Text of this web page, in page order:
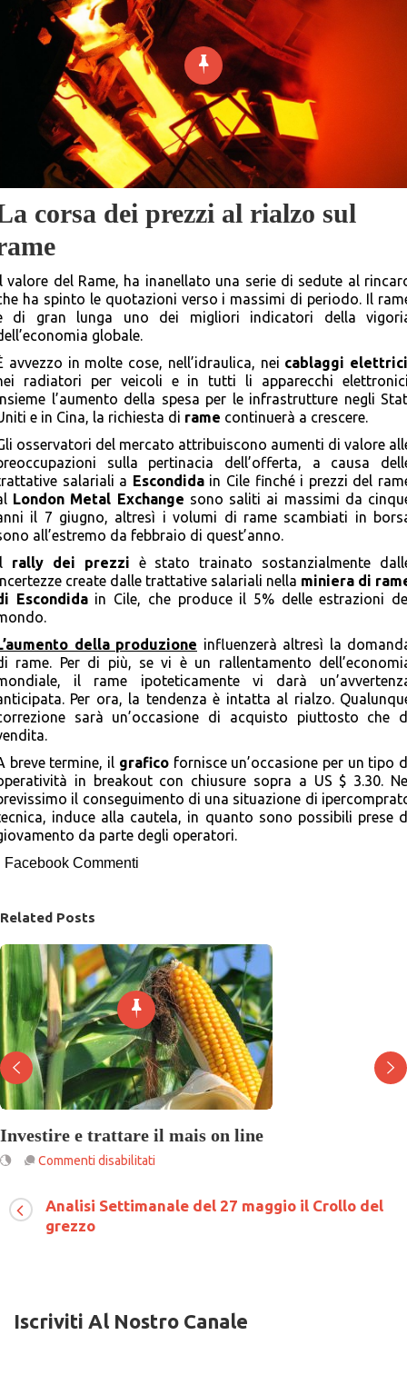
corsa dei prezzi al rialzo sul
valore del Rame, ha inanellato una serie di sedute al
ha spinto le quotazioni verso i massimi di periodo. Il
di gran lunga uno dei migliori indicatori della
globale.
avvezzo in molte cose, nell’idraulica, nei cablaggi elettrici
radiatori per veicoli e in tutti li apparecchi
l’aumento della spesa per le infrastrutture negli
e in Cina, la richiesta di rame continuerà a crescere.
osservatori del mercato attribuiscono aumenti di valore
sulla pertinacia dell’offerta, a causa
salariali a Escondidain Cile finché i prezzi del
London Metal Exchange sono saliti ai massimi da
il 7 giugno, altresì i volumi di rame scambiati in
all’estremo da febbraio di quest’anno.
rally dei prezzi è stato trainato sostanzialmente
create dalle trattative salariali nella miniera di
Escondidain Cile, che produce il 5% delle estrazioni
della produzione influenzerà altresì la
rame. Per di più, se vi è un rallentamento
il rame ipoteticamente vi darà
Per ora, la tendenza è intatta al rialzo.
sarà un’occasione di acquisto piuttosto che
breve termine, il graficofornisce un’occasione per un tipo
in breakout con chiusure sopra a US $ 3.30.
il conseguimento di una situazione di
induce alla cautela, in quanto sono possibili prese
da parte degli operatori.
Facebook Commenti
Related Posts
Investire e trattare il mais on line
Commenti disabilitati
trattare
Analisi Settimanale del 27 maggio il Crollo del
grezzo
Iscriviti Al Nostro Canale